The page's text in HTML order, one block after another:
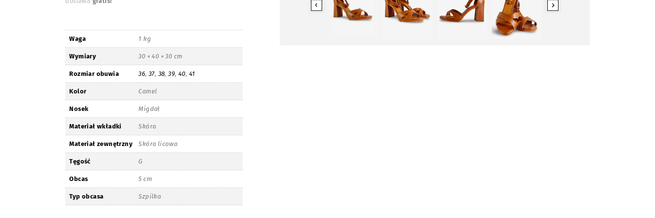
Waga 1 kg
Wymiary 30 × 40 × 30 cm
Rozmiar obuwia 36,37, 38,39, 40, 41
Kolor Camel
Nosek Migdał
Materiał wkładki Skóra
Materiał zewnętrzny Skóra licowa
Tęgość G
Obcas 5 cm
Typ obcasa Szpilka